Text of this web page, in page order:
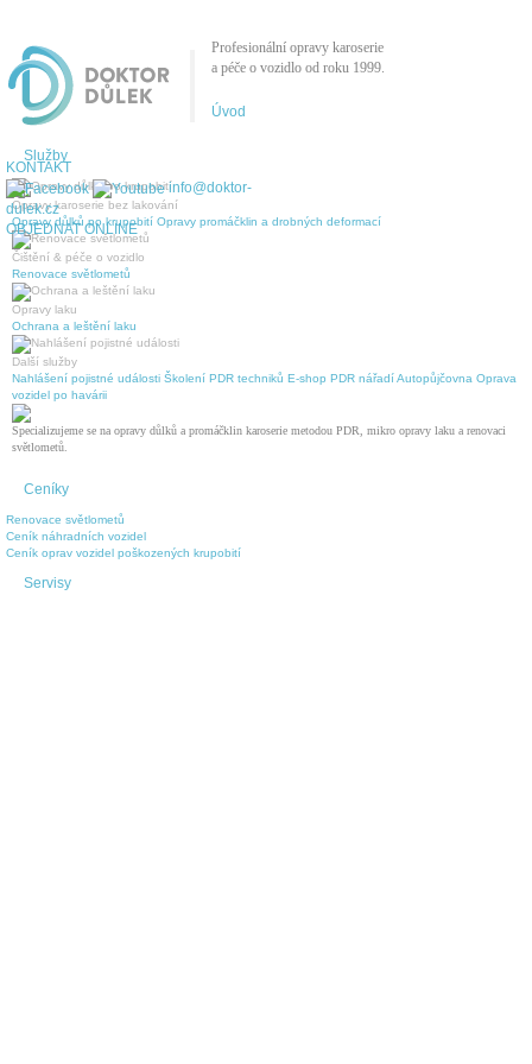
Profesionální opravy karoserie
a péče o vozidlo od roku 1999.
Úvod
Služby
Opravy karoserie bez lakování
Opravy důlků po krupobití Opravy promáčklin a drobných deformací
Čištění & péče o vozidlo
Renovace světlometů
Opravy laku
Ochrana a leštění laku
Další služby
Nahlášení pojistné události Školení PDR techniků E-shop PDR nářadíAutopůjčovna Oprava
vozidel po havárii
Specializujeme se na opravy důlků a promáčklin karoserie metodou PDR, mikro opravy laku a renovaci
světlometů.
Ceníky
Renovace světlometů
Ceník náhradních vozidel
Ceník oprav vozidel poškozených krupobití
Servisy
KONTAKT
info@doktor-
dulek.cz
OBJEDNAT ONLINE